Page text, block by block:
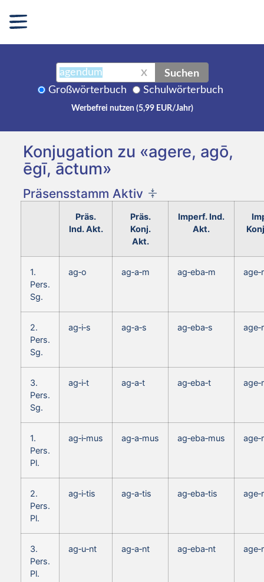
X Suchen
Großwörterbuch Schulwörterbuch
Werbefrei nutzen (5,99 EUR/Jahr)
Konjugation zu «agere, agō,
ēgī, āctum»
Präsensstamm Aktiv
Präs.
Ind. Akt.
Präs.
Konj.
Akt.
Imperf. Ind.
Akt.
1.
Pers.
Sg.
ag‑o ag‑a‑m ag‑eba‑m
2.
Pers.
Sg.
ag‑i‑s ag‑a‑s ag‑eba‑s
3.
Pers.
Sg.
ag‑i‑t ag‑a‑t ag‑eba‑t
1.
Pers.
Pl.
ag‑i‑mus ag‑a‑mus ag‑eba‑mus
2.
Pers.
Pl.
ag‑i‑tis ag‑a‑tis ag‑eba‑tis
3.
Pers.
Pl.
ag‑u‑nt ag‑a‑nt ag‑eba‑nt